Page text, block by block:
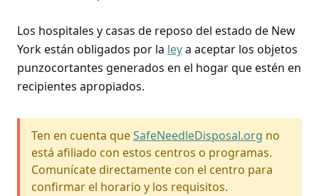
Los hospitales y casas de reposo del estado de New
York están obligados por la leya aceptar los objetos
punzocortantes generados en el hogar que estén en
recipientes apropiados.
Ten en cuenta queSafeNeedleDisposal.org no
está afiliado con estos centros o programas.
Comunícate directamente con el centro para
confirmar el horario y los requisitos.